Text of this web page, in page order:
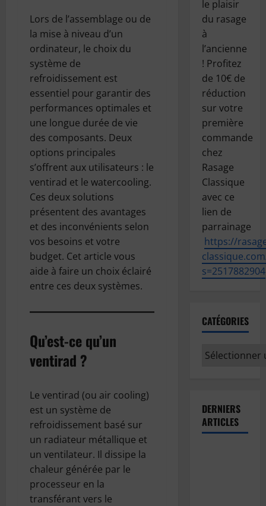
Lors de l’assemblage ou de
la mise à niveau d’un
ordinateur, le choix du
système de
refroidissement est
essentiel pour garantir des
performances optimales et
une longue durée de vie
des composants. Deux
options principales
s’offrent aux utilisateurs : le
ventirad et le watercooling.
Ces deux solutions
présentent des avantages
et des inconvénients selon
vos besoins et votre
budget. Cet article vous
aide à faire un choix éclairé
entre ces deux systèmes.
Qu’est-ce qu’un
ventirad ?
Le ventirad (ou air cooling)
est un système de
refroidissement basé sur
un radiateur métallique et
un ventilateur. Il dissipe la
chaleur générée par le
processeur en la
transférant vers le
le plaisir
du rasage
à
l’ancienne
! Profitez
de 10€ de
réduction
sur votre
première
commande
chez
Rasage
Classique
avec ce
lien de
parrainage
https://
s=2517882904
CATÉGORIES
Catégories
DERNIERS
ARTICLES